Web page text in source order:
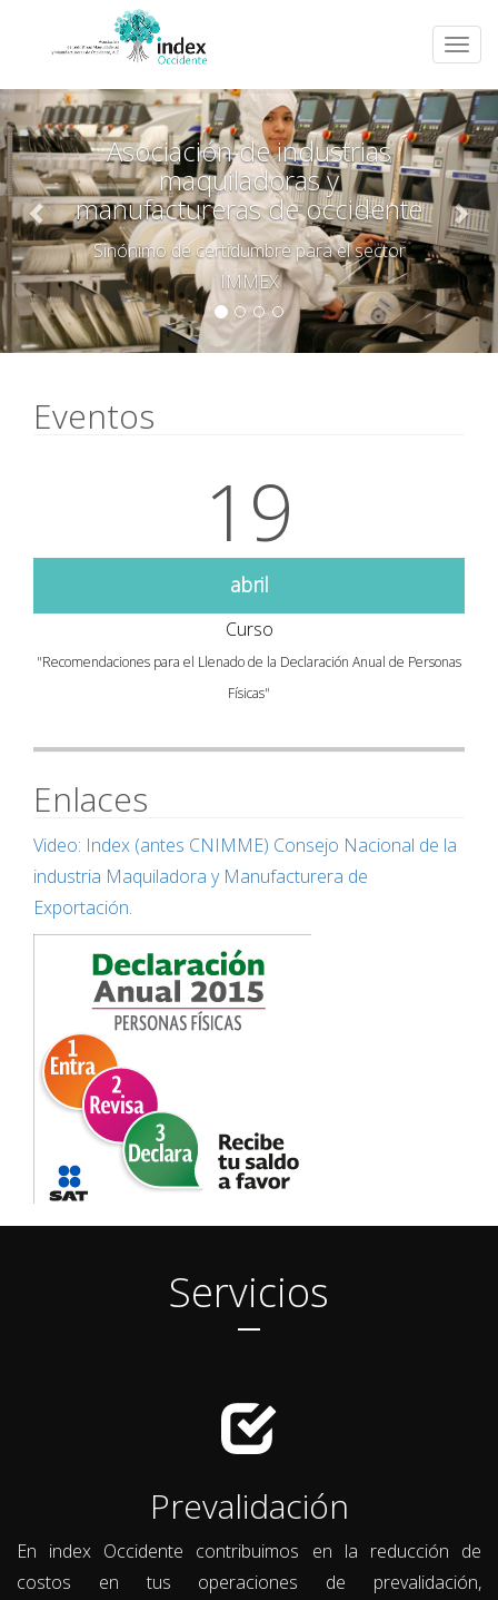
Asociación de industrias
maquiladoras y
manufactureras de occidente
Sinónimo de certidumbre para el sector
IMMEX
Previous
Eventos
19
abril
Curso
"Recomendaciones para el Llenado de la Declaración Anual de Personas
Físicas"
Enlaces
Video: Index (antes CNIMME) Consejo Nacional de la
industria Maquiladora y Manufacturera de
Exportación.
Servicios
Prevalidación
En index Occidente contribuimos en la reducción de
costos en tus operaciones de prevalidación,